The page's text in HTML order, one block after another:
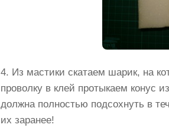
4. Из мастики скатаем шарик, на
проволку в клей протыкаем конус
должна полностью подсохнуть в
их заранее!